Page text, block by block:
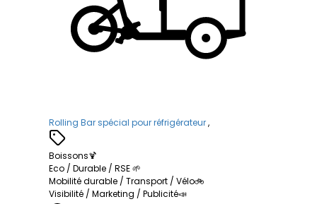
Rolling Bar spécial pour réfrigérateur,
Boissons🍹
Eco / Durable / RSE 🌱
Mobilité durable / Transport / Vélo🚲
Visibilité / Marketing / Publicité📣